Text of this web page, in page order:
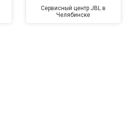
Сервисный центр JBL в
Челябинске